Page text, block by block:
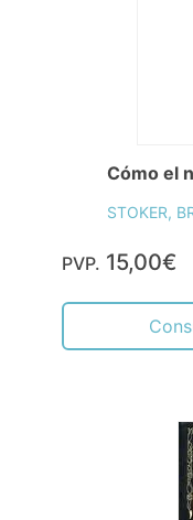
Cómo el
STOKER,
PVP. 15,00€